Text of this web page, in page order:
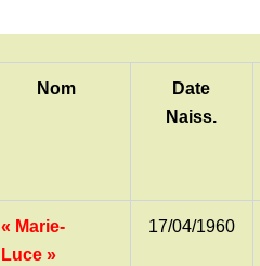
Nom
Date
Naiss.
« Marie-
Luce »
17/04/1960